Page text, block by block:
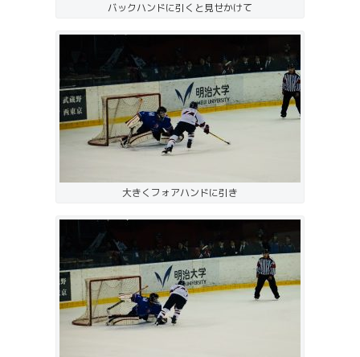
バックハンドに引くと見せかけて
大きくフォアハンドに引き